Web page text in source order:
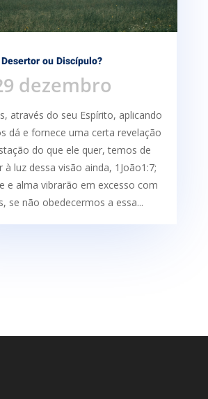
Desertor ou Discípulo?
dezembro
através do seu Espírito, aplicando
dá e fornece uma certa re­velação
do que ele quer, temos de
à luz dessa visão ainda, 1João1:7;
e alma vibrarão em excesso com
se não obedecermos a essa...